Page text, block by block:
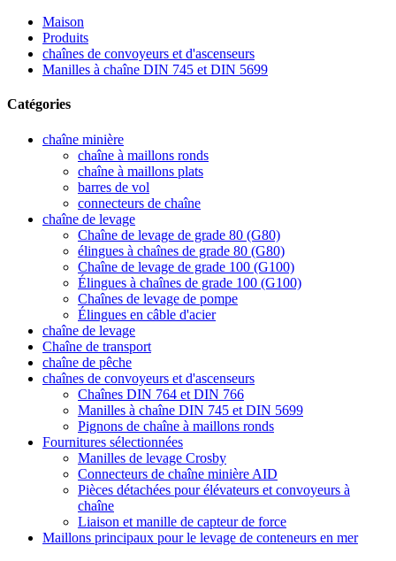
Maison
Produits
chaînes de convoyeurs et d'ascenseurs
Manilles à chaîne DIN 745 et DIN 5699
Catégories
chaîne minière
chaîne à maillons ronds
chaîne à maillons plats
barres de vol
connecteurs de chaîne
chaîne de levage
Chaîne de levage de grade 80 (G80)
élingues à chaînes de grade 80 (G80)
Chaîne de levage de grade 100 (G100)
Élingues à chaînes de grade 100 (G100)
Chaînes de levage de pompe
Élingues en câble d'acier
chaîne de levage
Chaîne de transport
chaîne de pêche
chaînes de convoyeurs et d'ascenseurs
Chaînes DIN 764 et DIN 766
Manilles à chaîne DIN 745 et DIN 5699
Pignons de chaîne à maillons ronds
Fournitures sélectionnées
Manilles de levage Crosby
Connecteurs de chaîne minière AID
Pièces détachées pour élévateurs et convoyeurs à
chaîne
Liaison et manille de capteur de force
Maillons principaux pour le levage de conteneurs en mer